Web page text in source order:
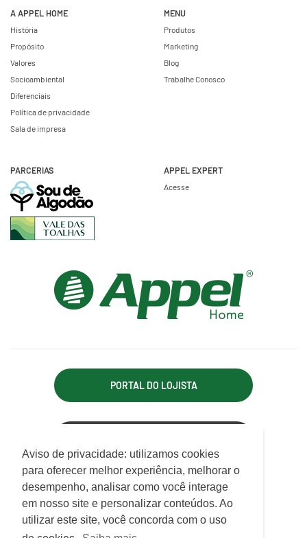
Utilizamos cookies para oferecer melhor
experiência, melhorar o desempenho, analisar
como você interage em nosso site e
personalizar conteúdo.
A APPEL HOME
História
Propósito
Valores
Socioambiental
Diferenciais
Política de privacidade
Sala de impresa
MENU
Produtos
Marketing
Blog
Trabalhe Conosco
PARCERIAS APPEL EXPERT
Acesse
PORTAL DO LOJISTA
APPEL INDÚSTRIA TÊXTIL LTDA.
Rodovia Antônio Heil, km 21, 7.550 - Limoeiro
CEP 88352-502 - Brusque - SC
ATENDIMENTO
Aviso de privacidade: utilizamos cookies
para oferecer melhor experiência, melhorar o
desempenho, analisar como você interage
em nosso site e personalizar conteúdos. Ao
utilizar este site, você concorda com o uso